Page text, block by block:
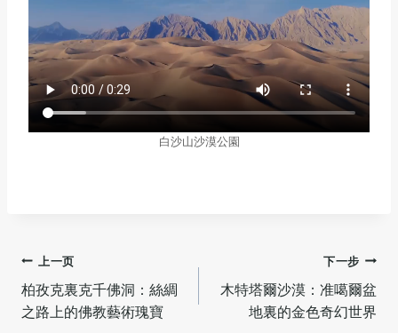
白沙山沙漠公園
文
章
上一页
柏孜克裏克千佛洞：絲綢
之路上的佛教藝術瑰寶
下一步
木特塔爾沙漠：准噶爾盆
地裏的金色奇幻世界